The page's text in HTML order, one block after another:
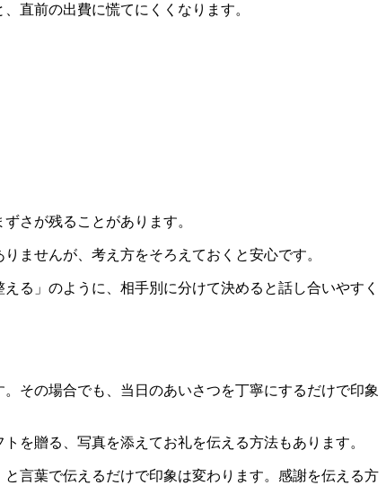
直前の出費に慌てにくくなります。
さが残ることがあります。
ませんが、考え方をそろえておくと安心です。
る」のように、相手別に分けて決めると話し合いやすく
その場合でも、当日のあいさつを丁寧にするだけで印象
を贈る、写真を添えてお礼を伝える方法もあります。
言葉で伝えるだけで印象は変わります。感謝を伝える方